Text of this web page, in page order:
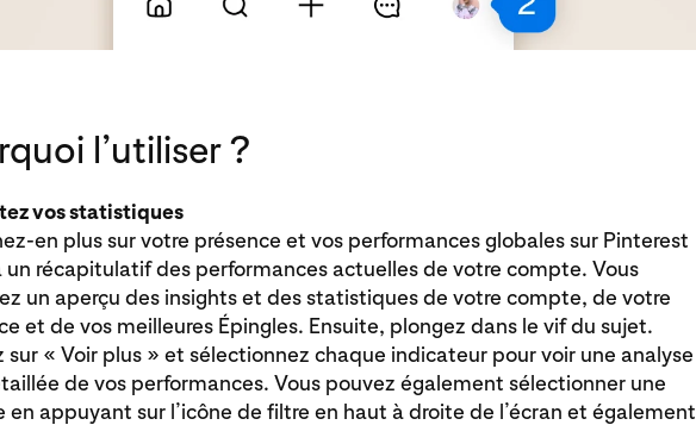
l’utiliser ?
vos statistiques
en plus sur votre présence et vos performances globales sur Pinterest
un récapitulatif des performances actuelles de votre compte. Vous
un aperçu des insights et des statistiques de votre compte, de votre
et de vos meilleures Épingles. Ensuite, plongez dans le vif du sujet.
sur « Voir plus » et sélectionnez chaque indicateur pour voir une analyse
de vos performances. Vous pouvez également sélectionner une
en appuyant sur l’icône de filtre en haut à droite de l’écran et également